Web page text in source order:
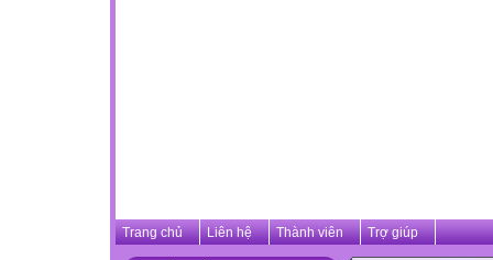
Trang chủ Liên hệ Thành viên Trợ giúp